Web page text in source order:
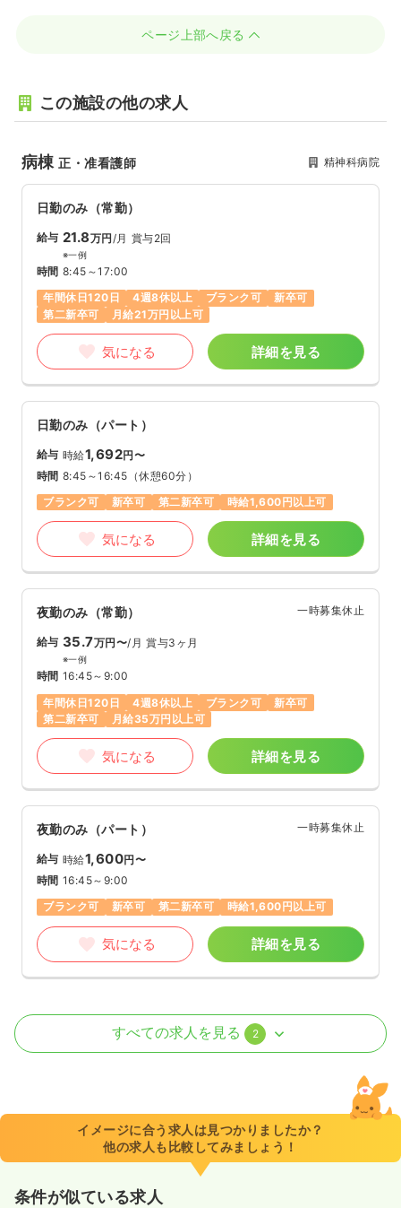
ページ上部へ戻る
この施設の他の求人
病棟正・准看護師 精神科病院
日勤のみ（常勤）
給与 21.8万円/月 賞与2回
※一例
時間 8:45～17:00
年間休日120日
4週8休以上 ブランク可
新卒可
第二新卒可
月給21万円以上可
気になる 詳細を見る
日勤のみ（パート）
給与 時給1,692円〜
時間 8:45～16:45 （休憩60分）
ブランク可
新卒可 第二新卒可 時給1,600円以上可
気になる 詳細を見る
夜勤のみ（常勤） 一時募集休止
給与 35.7万円〜/月 賞与3ヶ月
※一例
時間 16:45～9:00
年間休日120日
4週8休以上 ブランク可
新卒可
第二新卒可
月給35万円以上可
気になる 詳細を見る
夜勤のみ（パート） 一時募集休止
給与 時給1,600円〜
時間 16:45～9:00
ブランク可
新卒可 第二新卒可 時給1,600円以上可
気になる 詳細を見る
外来 正・准看護師
9:00～17:00
年間休日120日
4週8休以上
ブランク可
すべての求人を見る 2
イメージに合う求人は見つかりましたか？
他の求人も比較してみましょう！
条件が似ている求人